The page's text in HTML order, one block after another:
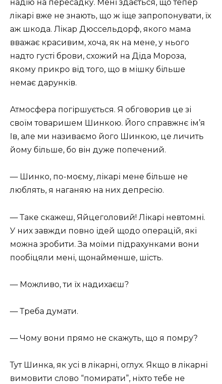
надію на пересадку. Мені здається, що тепер
лікарі вже не знають, що ж іще запропонувати, їх
аж шкода. Лікар Дюссельдорф, якого мама
вважає красивим, хоча, як на мене, у нього
надто густі брови, схожий на Діда Мороза,
якому прикро від того, що в мішку більше
немає дарунків.
Атмосфера погіршується. Я обговорив це зі
своїм товаришем Шинкою. Його справжнє ім’я
Ів, але ми називаємо його Шинкою, це личить
йому більше, бо він дуже попечений.
— Шинко, по-моєму, лікарі мене більше не
люблять, я наганяю на них депресію.
— Таке скажеш, Яйцеголовий! Лікарі невтомні.
У них завжди повно ідей щодо операцій, які
можна зробити. За моїми підрахунками вони
пообіцяли мені, щонайменше, шість.
— Можливо, ти їх надихаєш?
— Треба думати.
— Чому вони прямо не скажуть, що я помру?
Тут Шинка, як усі в лікарні, оглух. Якщо в лікарні
вимовити слово “помирати”, ніхто тебе не